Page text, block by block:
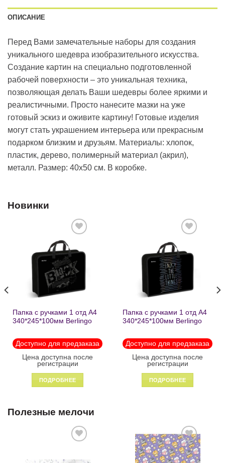
ОПИСАНИЕ
Перед Вами замечательные наборы для создания
уникального шедевра изобразительного искусства.
Создание картин на специально подготовленной
рабочей поверхности – это уникальная техника,
позволяющая делать Ваши шедевры более яркими и
реалистичными. Просто нанесите мазки на уже
готовый эскиз и оживите картину! Готовые изделия
могут стать украшением интерьера или прекрасным
подарком близким и друзьям. Материалы: хлопок,
пластик, дерево, полимерный материал (акрил),
металл. Размер: 40х50 см. В коробке.
Новинки
Добавить
в список
желаний
Папка с ручками 1 отд А4
340*245*100мм Berlingo
молнии1246
Доступно для предзаказа
Цена доступна после
регистрации
ПОДРОБНЕЕ
Добавить
в список
желаний
Папка с ручками 1 отд А4
340*245*100мм Berlingo
пластик на молнии 1215
Доступно для предзаказа
Цена доступна после
регистрации
ПОДРОБНЕЕ
Полезные мелочи
Добавить
в список